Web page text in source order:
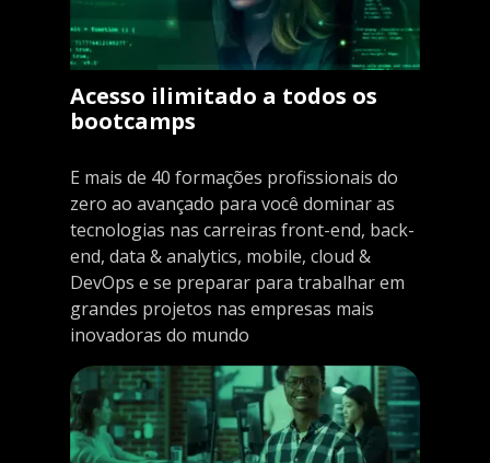
Acesso ilimitado a todos os
bootcamps
E mais de 40 formações profissionais do
zero ao avançado para você dominar as
tecnologias nas carreiras front-end, back-
end, data & analytics, mobile, cloud &
DevOps e se preparar para trabalhar em
grandes projetos nas empresas mais
inovadoras do mundo